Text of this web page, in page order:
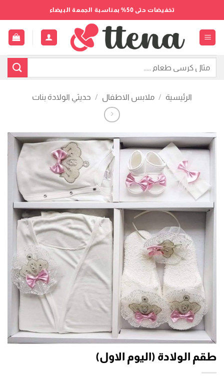
للمحتوى
تخفيضات حتى 50% بمناسبة الجمعة البيضاء
الرئيسية / ملابس الاطفال / حديثي الولادة بنات
طقم الولادة (اليوم الاول)